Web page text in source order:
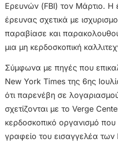
Ερευνών (FBI) τον Μάρτιο. Η
έρευνας σχετικά με
παραβίασε και
μια μη κερδοσκοπική
Σύμφωνα με πηγές που
New York Times της 6ης
ότι παρενέβη σε
σχετίζονται με το Verge
κερδοσκοπικό οργανισμό που
γραφείο του εισαγγελέα